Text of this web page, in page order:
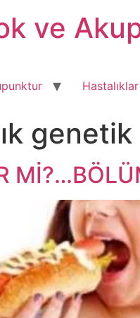
ve
Hastalıklar
genetik